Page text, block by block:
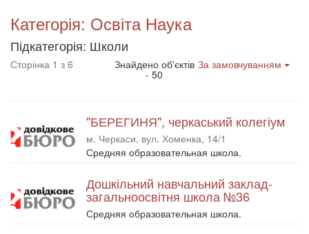
Категорія: Освіта Наука
Підкатегорія: Школи
Сторінка 1 з 6 Знайдено об'єктів
- 50
За замовчуванням
"БЕРЕГИНЯ", черкаський колегіум
м. Черкаси, вул. Хоменка, 14/1
Средняя образовательная школа.
Дошкільний навчальний заклад-
загальноосвітня школа №36
Средняя образовательная школа.